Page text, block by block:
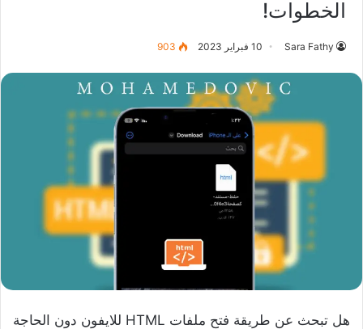
الخطوات!
Sara Fathy 10 فبراير 2023 903
هل تبحث عن طريقة فتح ملفات HTML للايفون دون الحاجة